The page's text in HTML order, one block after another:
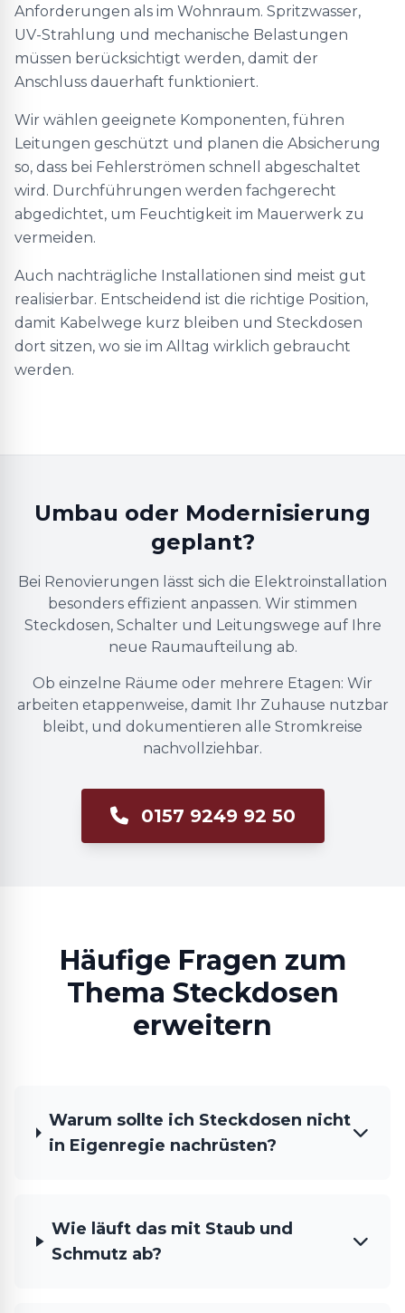
Anforderungen als im Wohnraum. Spritzwasser,
UV-Strahlung und mechanische Belastungen
müssen berücksichtigt werden, damit der
Anschluss dauerhaft funktioniert.
Wir wählen geeignete Komponenten, führen
Leitungen geschützt und planen die Absicherung
so, dass bei Fehlerströmen schnell abgeschaltet
wird. Durchführungen werden fachgerecht
abgedichtet, um Feuchtigkeit im Mauerwerk zu
vermeiden.
Auch nachträgliche Installationen sind meist gut
realisierbar. Entscheidend ist die richtige Position,
damit Kabelwege kurz bleiben und Steckdosen
dort sitzen, wo sie im Alltag wirklich gebraucht
werden.
Umbau oder Modernisierung
geplant?
Bei Renovierungen lässt sich die Elektroinstallation
besonders effizient anpassen. Wir stimmen
Steckdosen, Schalter und Leitungswege auf Ihre
neue Raumaufteilung ab.
Ob einzelne Räume oder mehrere Etagen: Wir
arbeiten etappenweise, damit Ihr Zuhause nutzbar
bleibt, und dokumentieren alle Stromkreise
nachvollziehbar.
0157 9249 92 50
Häufige Fragen zum
Thema Steckdosen
erweitern
Warum sollte ich Steckdosen nicht
in Eigenregie nachrüsten?
Wie läuft das mit Staub und
Schmutz ab?